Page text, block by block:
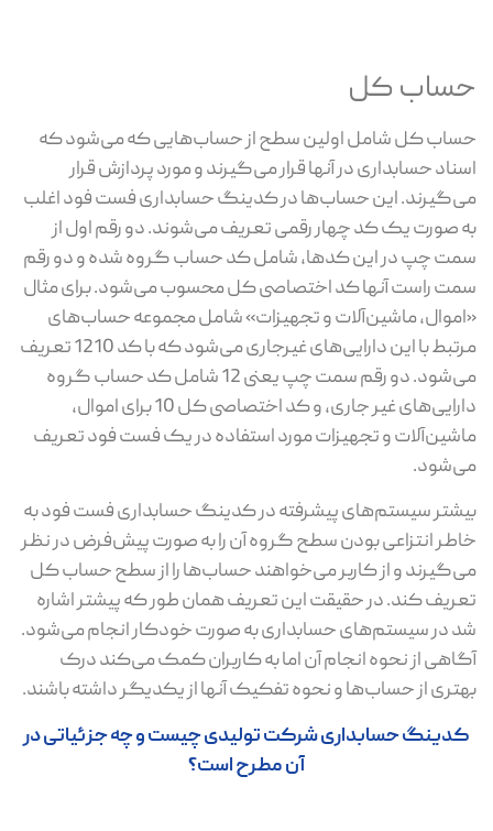
حساب کل
حساب کل شامل اولین سطح از حساب‌هایی که می‌شود که
اسناد حسابداری در آنها قرار می‌گیرند و مورد پردازش قرار
می‌گیرند. این حساب‌ها در کدینگ حسابداری فست فود اغلب
به صورت یک کد چهار رقمی تعریف می‌شوند. دو رقم اول از
سمت چپ در این کدها، شامل کد حساب گروه شده و دو رقم
سمت راست آنها کد اختصاصی کل محسوب می‌شود. برای مثال
«اموال، ماشین‌آلات و تجهیزات» شامل مجموعه حساب‌های
مرتبط با این دارایی‌های غیرجاری می‌شود که با کد 1210 تعریف
می‌شود. دو رقم سمت چپ یعنی 12 شامل کد حساب گروه
دارایی‌های غیر جاری، و کد اختصاصی کل 10 برای اموال،
ماشین‌آلات و تجهیزات مورد استفاده در یک فست فود تعریف
می‌شود.
بیشتر سیستم‌های پیشرفته در کدینگ حسابداری فست فود به
خاطر انتزاعی بودن سطح گروه آن را به صورت پیش‌فرض در نظر
می‌گیرند و از کاربر می‌خواهند حساب‌ها را از سطح حساب کل
تعریف کند. در حقیقت این تعریف همان طور که پیشتر اشاره
شد در سیستم‌های حسابداری به صورت خودکار انجام می‌شود.
آگاهی از نحوه انجام آن اما به کاربران کمک می‌کند درک
بهتری از حساب‌ها و نحوه تفکیک آنها از یکدیگر داشته باشند.
کدینگ حسابداری شرکت تولیدی چیست و چه جزئیاتی در
آن مطرح است؟